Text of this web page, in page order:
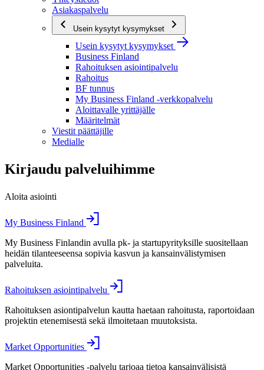
Asiakaspalvelu
Usein kysytyt kysymykset
Usein kysytyt kysymykset
Business Finland
Rahoituksen asiointipalvelu
Rahoitus
BF tunnus
My Business Finland -verkkopalvelu
Aloittavalle yrittäjälle
Määritelmät
Viestit päättäjille
Medialle
Kirjaudu palveluihimme
Aloita asiointi
My Business Finland
My Business Finlandin avulla pk- ja startupyrityksille suositellaan
heidän tilanteeseensa sopivia kasvun ja kansainvälistymisen
palveluita.
Rahoituksen asiointipalvelu
Rahoituksen asiontipalvelun kautta haetaan rahoitusta, raportoidaan
projektin etenemisestä sekä ilmoitetaan muutoksista.
Market Opportunities
Market Opportunities -palvelu tarjoaa tietoa kansainvälisistä